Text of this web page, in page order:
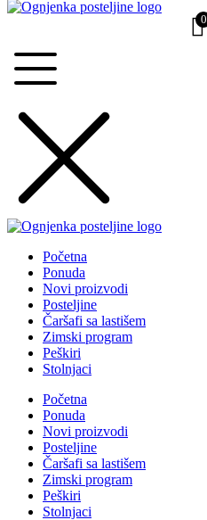
0
Početna
Ponuda
Novi proizvodi
Posteljine
Čaršafi sa lastišem
Zimski program
Peškiri
Stolnjaci
Početna
Ponuda
Novi proizvodi
Posteljine
Čaršafi sa lastišem
Zimski program
Peškiri
Stolnjaci